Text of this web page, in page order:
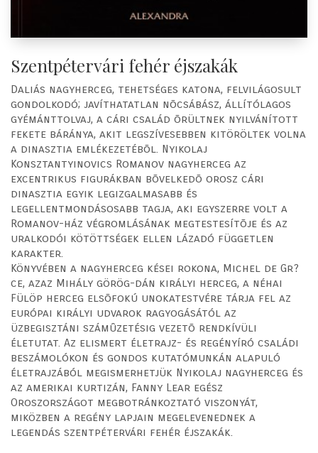
Szentpétervári fehér éjszakák
Daliás nagyherceg, tehetséges katona, felvilágosult
gondolkodó; javíthatatlan nõcsábász, állítólagos
gyémánttolvaj, a cári család õrültnek nyilvánított
fekete báránya, akit legszívesebben kitöröltek volna
a dinasztia emlékezetébõl. Nyikolaj
Konsztantyinovics Romanov nagyherceg az
excentrikus figurákban bõvelkedõ orosz cári
dinasztia egyik legizgalmasabb és
legellentmondásosabb tagja, aki egyszerre volt a
Romanov-ház végromlásának megtestesítõje és az
uralkodói kötöttségek ellen lázadó független
karakter.
Könyvében a nagyherceg kései rokona, Michel de Gr?
ce, azaz Mihály görög-dán királyi herceg, a néhai
Fülöp herceg elsõfokú unokatestvére tárja fel az
európai királyi udvarok ragyogásától az
üzbegisztáni számûzetésig vezetõ rendkívüli
életutat. Az elismert életrajz- és regényíró családi
beszámolókon és gondos kutatómunkán alapuló
életrajzából megismerhetjük Nyikolaj nagyherceg és
az amerikai kurtizán, Fanny Lear egész
Oroszországot megbotránkoztató viszonyát,
miközben a regény lapjain megelevenednek a
legendás szentpétervári fehér éjszakák.